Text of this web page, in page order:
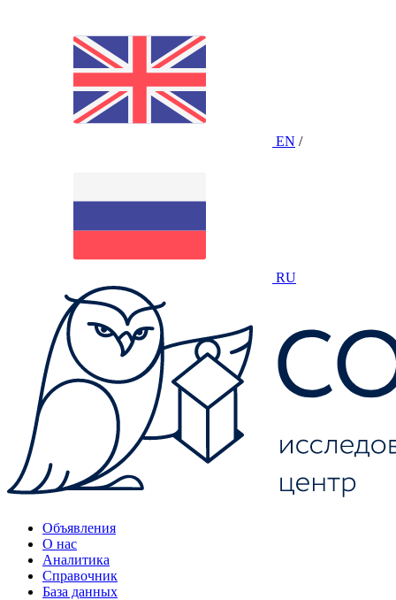
EN /
RU
Объявления
О нас
Аналитика
Справочник
База данных